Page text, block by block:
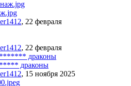
, 22 февраля
, 22 февраля
драконы
, 15 ноября 2025